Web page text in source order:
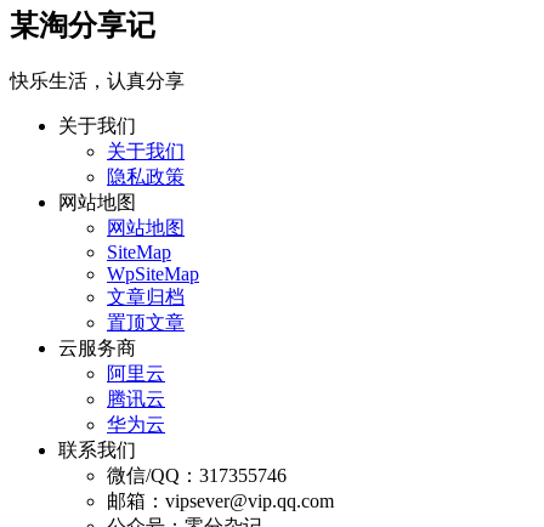
某淘分享记
快乐生活，认真分享
关于我们
关于我们
隐私政策
网站地图
网站地图
SiteMap
WpSiteMap
文章归档
置顶文章
云服务商
阿里云
腾讯云
华为云
联系我们
微信/QQ：317355746
邮箱：vipsever@vip.qq.com